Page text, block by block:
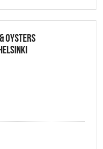
OYSTERS